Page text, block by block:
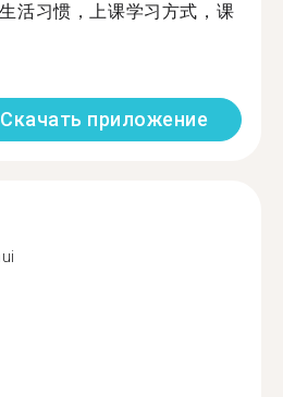
活习惯，上课学习方式，课
Скачать приложение